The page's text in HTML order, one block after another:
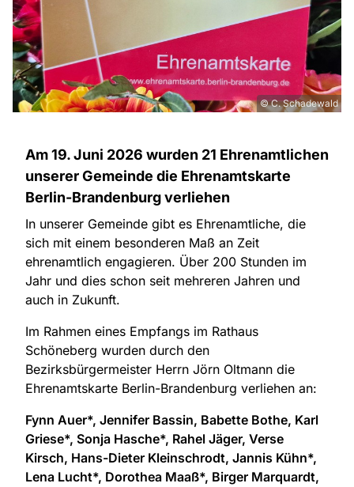
© C. Schadewald
Am 19. Juni 2026 wurden 21 Ehrenamtlichen
unserer Gemeinde die Ehrenamtskarte
Berlin-Brandenburg verliehen
In unserer Gemeinde gibt es Ehrenamtliche, die
sich mit einem besonderen Maß an Zeit
ehrenamtlich engagieren. Über 200 Stunden im
Jahr und dies schon seit mehreren Jahren und
auch in Zukunft.
Im Rahmen eines Empfangs im Rathaus
Schöneberg wurden durch den
Bezirksbürgermeister Herrn Jörn Oltmann die
Ehrenamtskarte Berlin-Brandenburg verliehen an:
Fynn Auer*, Jennifer Bassin, Babette Bothe, Karl
Griese*, Sonja Hasche*, Rahel Jäger, Verse
Kirsch, Hans-Dieter Kleinschrodt, Jannis Kühn*,
Lena Lucht*, Dorothea Maaß*, Birger Marquardt,